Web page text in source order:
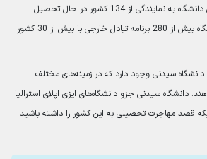
تقریباً 46000 دانشجو در این دانشگاه به نمایندگی از 134 کشور در حال تحصیل
هستند. همچنین در این دانشگاه بیش از 280 برنامه تبادل خارجی با بیش از 30 کشور
در دانشگاه سیدنی وجود دارد که در زمینه‌های مختلف
دانشگاه سیدنی جزو دانشگاه‌های ایزی اپلای استرالیا
قصد مهاجرت تحصیلی به این کشور را داشته باشید